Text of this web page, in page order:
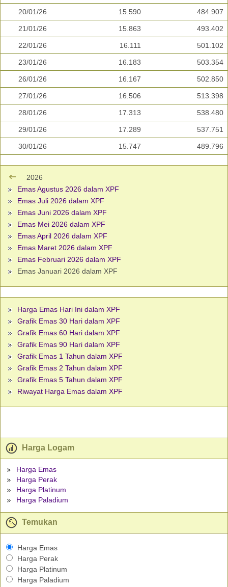
20/01/26 15.590 484.907
21/01/26 15.863 493.402
22/01/26 16.111 501.102
23/01/26 16.183 503.354
26/01/26 16.167 502.850
27/01/26 16.506 513.398
28/01/26 17.313 538.480
29/01/26 17.289 537.751
30/01/26 15.747 489.796
2026
Emas Agustus 2026 dalam XPF
Emas Juli 2026 dalam XPF
Emas Juni 2026 dalam XPF
Emas Mei 2026 dalam XPF
Emas April 2026 dalam XPF
Emas Maret 2026 dalam XPF
Emas Februari 2026 dalam XPF
Emas Januari 2026 dalam XPF
Harga Emas Hari Ini dalam XPF
Grafik Emas 30 Hari dalam XPF
Grafik Emas 60 Hari dalam XPF
Grafik Emas 90 Hari dalam XPF
Grafik Emas 1 Tahun dalam XPF
Grafik Emas 2 Tahun dalam XPF
Grafik Emas 5 Tahun dalam XPF
Riwayat Harga Emas dalam XPF
Harga Logam
Harga Emas
Harga Perak
Harga Platinum
Harga Paladium
Temukan
Harga Emas
Harga Perak
Harga Platinum
Harga Paladium